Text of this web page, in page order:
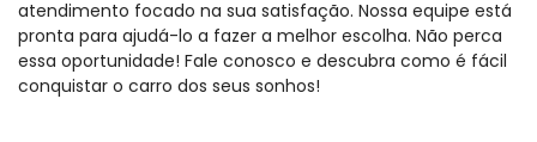
atendimento focado na sua satisfação. Nossa equipe está
pronta para ajudá-lo a fazer a melhor escolha. Não perca
essa oportunidade! Fale conosco e descubra como é fácil
conquistar o carro dos seus sonhos!